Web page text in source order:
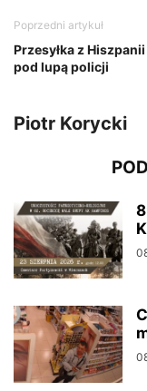
Poprzedni artykuł
Przesyłka z Hiszpanii
pod lupą policji
Piotr Korycki